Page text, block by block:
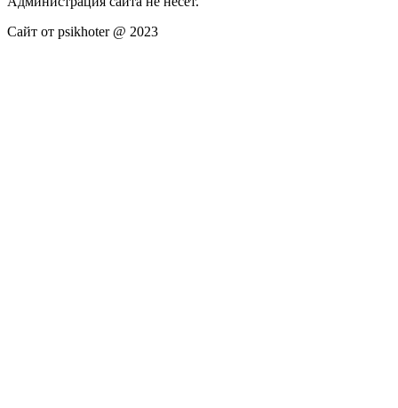
Сайт от psikhoter @ 2023